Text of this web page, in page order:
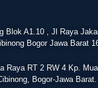
Blok A1.10 , Jl Raya
Bogor Jawa Barat
Raya RT 2 RW 4 Kp.
Bogor-Jawa Barat.